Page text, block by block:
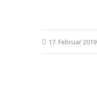
17. Februar 2019